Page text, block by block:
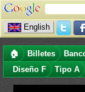
English
🏠 Billetes
Diseño F
Tipo A